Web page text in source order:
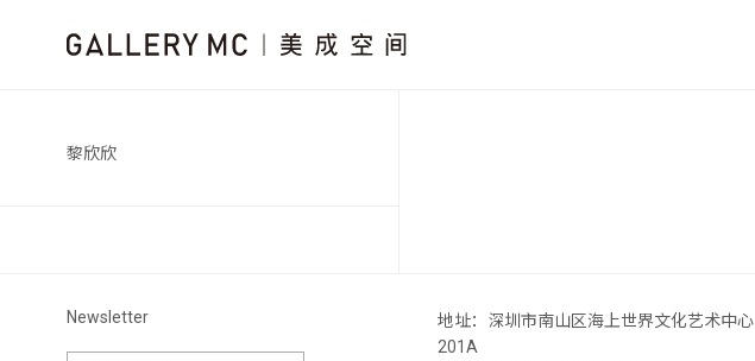
黎欣欣
Newsletter
地址：深圳市南山区海上世界文化艺术中心
201A